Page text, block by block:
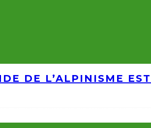
DE L’ALPINISME